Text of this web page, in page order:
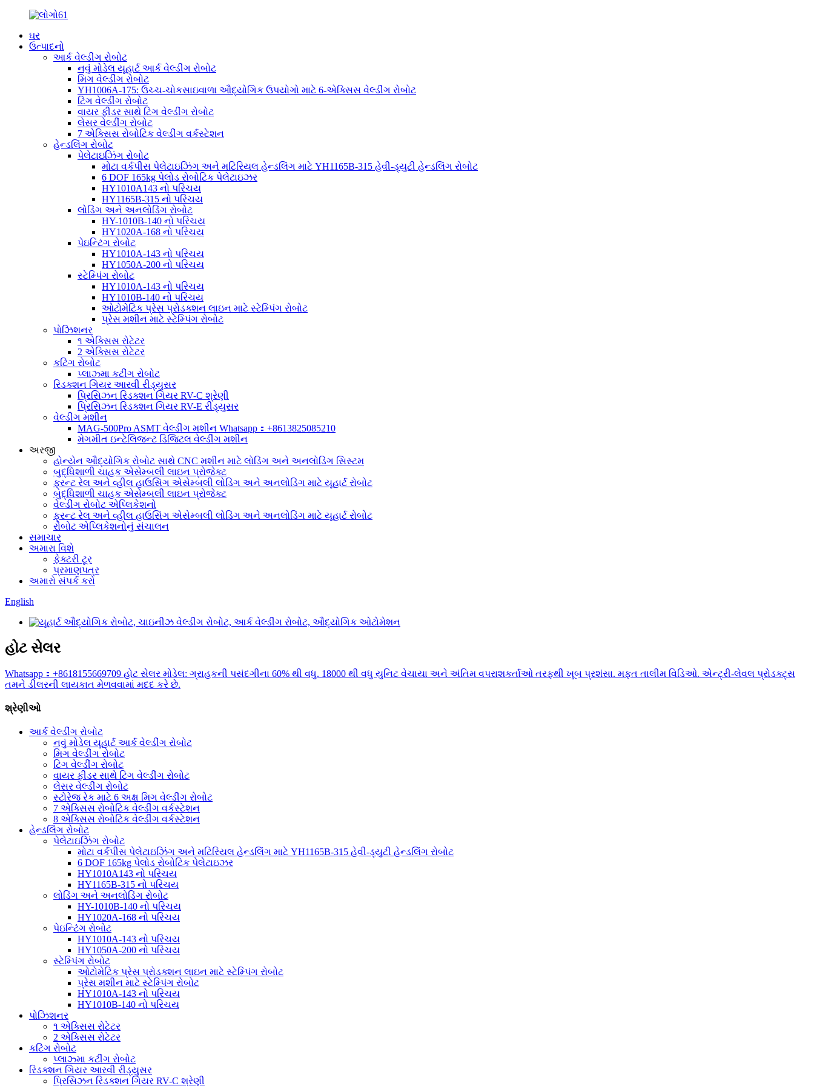
ઘર
ઉત્પાદનો
આર્ક વેલ્ડીંગ રોબોટ
નવું મોડેલ યૂહાર્ટ આર્ક વેલ્ડીંગ રોબોટ
મિગ વેલ્ડીંગ રોબોટ
YH1006A-175: ઉચ્ચ-ચોકસાઇવાળા ઔદ્યોગિક ઉપયોગો માટે 6-એક્સિસ વેલ્ડીંગ રોબોટ
ટિગ વેલ્ડીંગ રોબોટ
વાયર ફીડર સાથે ટિગ વેલ્ડીંગ રોબોટ
લેસર વેલ્ડીંગ રોબોટ
7 એક્સિસ રોબોટિક વેલ્ડીંગ વર્કસ્ટેશન
હેન્ડલિંગ રોબોટ
પેલેટાઇઝિંગ રોબોટ
મોટા વર્કપીસ પેલેટાઇઝિંગ અને મટિરિયલ હેન્ડલિંગ માટે YH1165B-315 હેવી-ડ્યુટી હેન્ડલિંગ રોબોટ
6 DOF 165kg પેલોડ રોબોટિક પેલેટાઇઝર
HY1010A143 નો પરિચય
HY1165B-315 નો પરિચય
લોડિંગ અને અનલોડિંગ રોબોટ
HY-1010B-140 નો પરિચય
HY1020A-168 નો પરિચય
પેઇન્ટિંગ રોબોટ
HY1010A-143 નો પરિચય
HY1050A-200 નો પરિચય
સ્ટેમ્પિંગ રોબોટ
HY1010A-143 નો પરિચય
HY1010B-140 નો પરિચય
ઓટોમેટિક પ્રેસ પ્રોડક્શન લાઇન માટે સ્ટેમ્પિંગ રોબોટ
પ્રેસ મશીન માટે સ્ટેમ્પિંગ રોબોટ
પોઝિશનર
૧ એક્સિસ રોટેટર
2 એક્સિસ રોટેટર
કટિંગ રોબોટ
પ્લાઝ્મા કટીંગ રોબોટ
રિડક્શન ગિયર આરવી રીડ્યુસર
પ્રિસિઝન રિડક્શન ગિયર RV-C શ્રેણી
પ્રિસિઝન રિડક્શન ગિયર RV-E રીડ્યુસર
વેલ્ડીંગ મશીન
MAG-500Pro ASMT વેલ્ડીંગ મશીન Whatsapp：+8613825085210
મેગમીત ઇન્ટેલિજન્ટ ડિજિટલ વેલ્ડીંગ મશીન
અરજી
હોન્યેન ઔદ્યોગિક રોબોટ સાથે CNC મશીન માટે લોડિંગ અને અનલોડિંગ સિસ્ટમ
બુદ્ધિશાળી ચાહક એસેમ્બલી લાઇન પ્રોજેક્ટ
ફ્રન્ટ રેલ અને વ્હીલ હાઉસિંગ એસેમ્બલી લોડિંગ અને અનલોડિંગ માટે યૂહાર્ટ રોબોટ
બુદ્ધિશાળી ચાહક એસેમ્બલી લાઇન પ્રોજેક્ટ
વેલ્ડીંગ રોબોટ એપ્લિકેશનો
ફ્રન્ટ રેલ અને વ્હીલ હાઉસિંગ એસેમ્બલી લોડિંગ અને અનલોડિંગ માટે યૂહાર્ટ રોબોટ
રોબોટ એપ્લિકેશનોનું સંચાલન
સમાચાર
અમારા વિશે
ફેક્ટરી ટૂર
પ્રમાણપત્ર
અમારો સંપર્ક કરો
English
હોટ સેલર
Whatsapp：+8618155669709 હોટ સેલર મોડેલ: ગ્રાહકની પસંદગીના 60% થી વધુ. 18000 થી વધુ યુનિટ વેચાયા અને અંતિમ વપરાશકર્તાઓ તરફથી ખૂબ પ્રશંસા. મફત તાલીમ વિડિઓ. એન્ટ્રી-લેવલ પ્રોડક્ટ્સ
તમને ડીલરની લાયકાત મેળવવામાં મદદ કરે છે.
શ્રેણીઓ
આર્ક વેલ્ડીંગ રોબોટ
નવું મોડેલ યૂહાર્ટ આર્ક વેલ્ડીંગ રોબોટ
મિગ વેલ્ડીંગ રોબોટ
ટિગ વેલ્ડીંગ રોબોટ
વાયર ફીડર સાથે ટિગ વેલ્ડીંગ રોબોટ
લેસર વેલ્ડીંગ રોબોટ
સ્ટોરેજ રેક માટે 6 અક્ષ મિગ વેલ્ડીંગ રોબોટ
7 એક્સિસ રોબોટિક વેલ્ડીંગ વર્કસ્ટેશન
8 એક્સિસ રોબોટિક વેલ્ડીંગ વર્કસ્ટેશન
હેન્ડલિંગ રોબોટ
પેલેટાઇઝિંગ રોબોટ
મોટા વર્કપીસ પેલેટાઇઝિંગ અને મટિરિયલ હેન્ડલિંગ માટે YH1165B-315 હેવી-ડ્યુટી હેન્ડલિંગ રોબોટ
6 DOF 165kg પેલોડ રોબોટિક પેલેટાઇઝર
HY1010A143 નો પરિચય
HY1165B-315 નો પરિચય
લોડિંગ અને અનલોડિંગ રોબોટ
HY-1010B-140 નો પરિચય
HY1020A-168 નો પરિચય
પેઇન્ટિંગ રોબોટ
HY1010A-143 નો પરિચય
HY1050A-200 નો પરિચય
સ્ટેમ્પિંગ રોબોટ
ઓટોમેટિક પ્રેસ પ્રોડક્શન લાઇન માટે સ્ટેમ્પિંગ રોબોટ
પ્રેસ મશીન માટે સ્ટેમ્પિંગ રોબોટ
HY1010A-143 નો પરિચય
HY1010B-140 નો પરિચય
પોઝિશનર
૧ એક્સિસ રોટેટર
2 એક્સિસ રોટેટર
કટિંગ રોબોટ
પ્લાઝ્મા કટીંગ રોબોટ
રિડક્શન ગિયર આરવી રીડ્યુસર
પ્રિસિઝન રિડક્શન ગિયર RV-C શ્રેણી